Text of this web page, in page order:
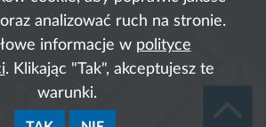
analizować ruch na stronie.
informacje w polityce
. Klikając "Tak", akceptujesz te
warunki.